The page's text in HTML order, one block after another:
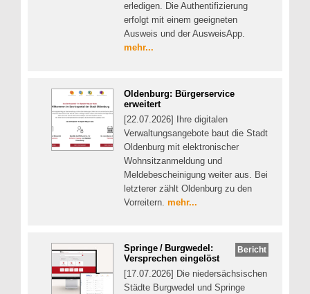
erledigen. Die Authentifizierung
erfolgt mit einem geeigneten
Ausweis und der AusweisApp.
mehr...
Oldenburg: Bürgerservice
erweitert
[22.07.2026] Ihre digitalen
Verwaltungsangebote baut die Stadt
Oldenburg mit elektronischer
Wohnsitzanmeldung und
Meldebescheinigung weiter aus. Bei
letzterer zählt Oldenburg zu den
Vorreitern. mehr...
Bericht
Springe / Burgwedel:
Versprechen eingelöst
[17.07.2026] Die niedersächsischen
Städte Burgwedel und Springe